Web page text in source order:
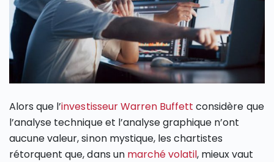
Alors que l’investisseur Warren Buffett considère que
l’analyse technique et l’analyse graphique n’ont
aucune valeur, sinon mystique, les chartistes
rétorquent que, dans un marché volatil, mieux vaut